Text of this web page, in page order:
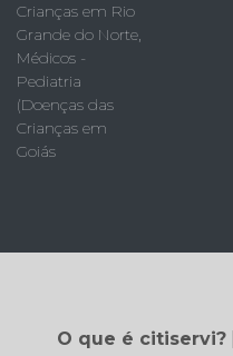
Crianças em Rio
Grande do Norte,
Médicos -
Pediatria
(Doenças das
Crianças em
Goiás
O que é citiservi?|